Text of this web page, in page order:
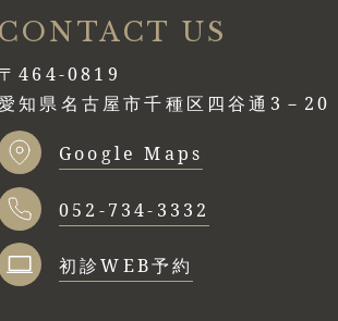
CONTACT US
〒464-0819
知県名古屋市千種区四谷通3－20
Google Maps
052-734-3332
初診WEB予約